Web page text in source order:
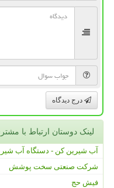
درج دیدگاه
لینک دوستان ارتباط با
آب شیرین کن - دستگاه آب
شرکت صنعتی سخت پوشش
فیش حج